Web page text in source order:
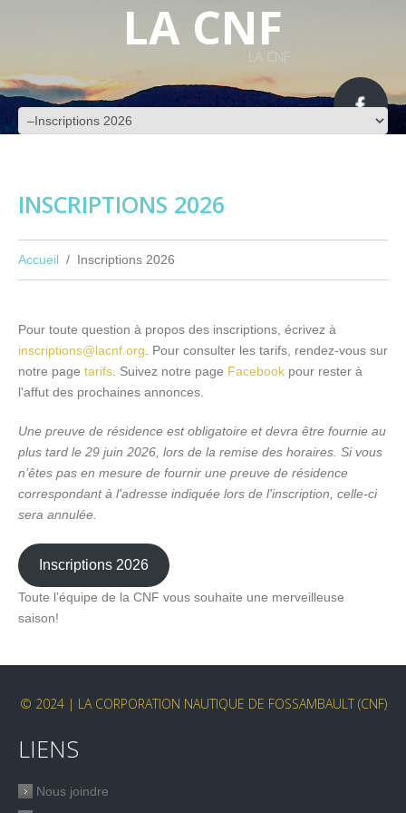
LA CNF
LA CNF
INSCRIPTIONS 2026
Accueil Inscriptions 2026
Pour toute question à propos des inscriptions, écrivez à
inscriptions@lacnf.org . Pour consulter les tarifs, rendez-vous sur
notre page tarifs . Suivez notre page Facebook pour rester à
l'affut des prochaines annonces.
Une preuve de résidence est obligatoire et devra être fournie au
plus tard le 29 juin 2026, lors de la remise des horaires. Si vous
n’êtes pas en mesure de fournir une preuve de résidence
correspondant à l'adresse indiquée lors de l'inscription, celle-ci
sera annulée.
Inscriptions 2026
Toute l’équipe de la CNF vous souhaite une merveilleuse
saison!
© 2024 | LA CORPORATION NAUTIQUE DE FOSSAMBAULT (CNF)
LIENS
Nous joindre